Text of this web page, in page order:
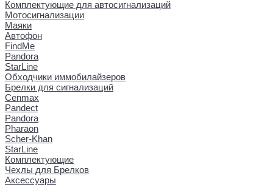
Комплектующие для автосигнализаций
Мотосигнализации
Маяки
Автофон
FindMe
Pandora
StarLine
Обходчики иммобилайзеров
Брелки для сигнализаций
Cenmax
Pandect
Pandora
Pharaon
Scher-Khan
StarLine
Комплектующие
Чехлы для Брелков
Аксессуары